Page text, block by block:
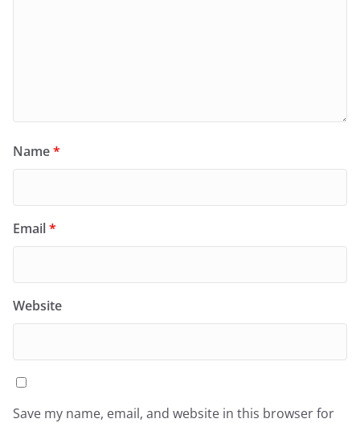
Name*
Email*
Website
Save my name, email, and website in this browser for